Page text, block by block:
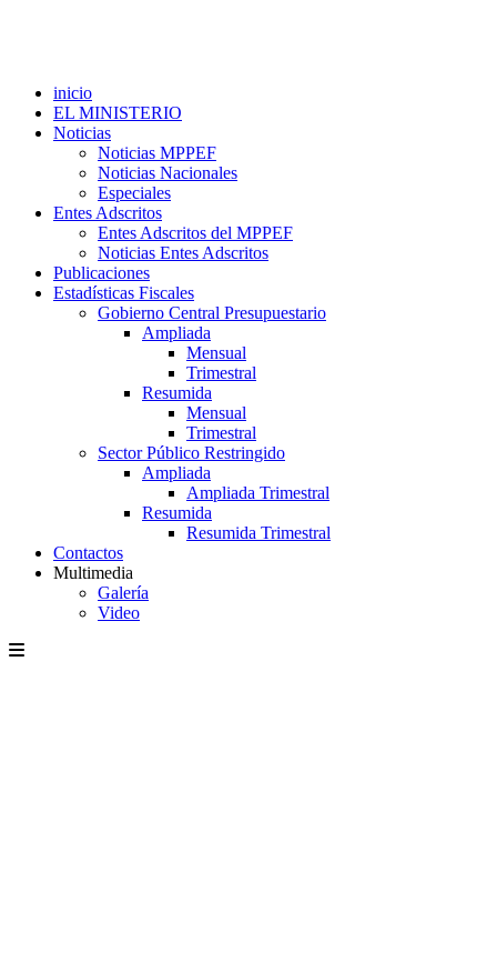
inicio
EL MINISTERIO
Noticias
Noticias MPPEF
Noticias Nacionales
Especiales
Entes Adscritos
Entes Adscritos del MPPEF
Noticias Entes Adscritos
Publicaciones
Estadísticas Fiscales
Gobierno Central Presupuestario
Ampliada
Mensual
Trimestral
Resumida
Mensual
Trimestral
Sector Público Restringido
Ampliada
Ampliada Trimestral
Resumida
Resumida Trimestral
Contactos
Multimedia
Galería
Video